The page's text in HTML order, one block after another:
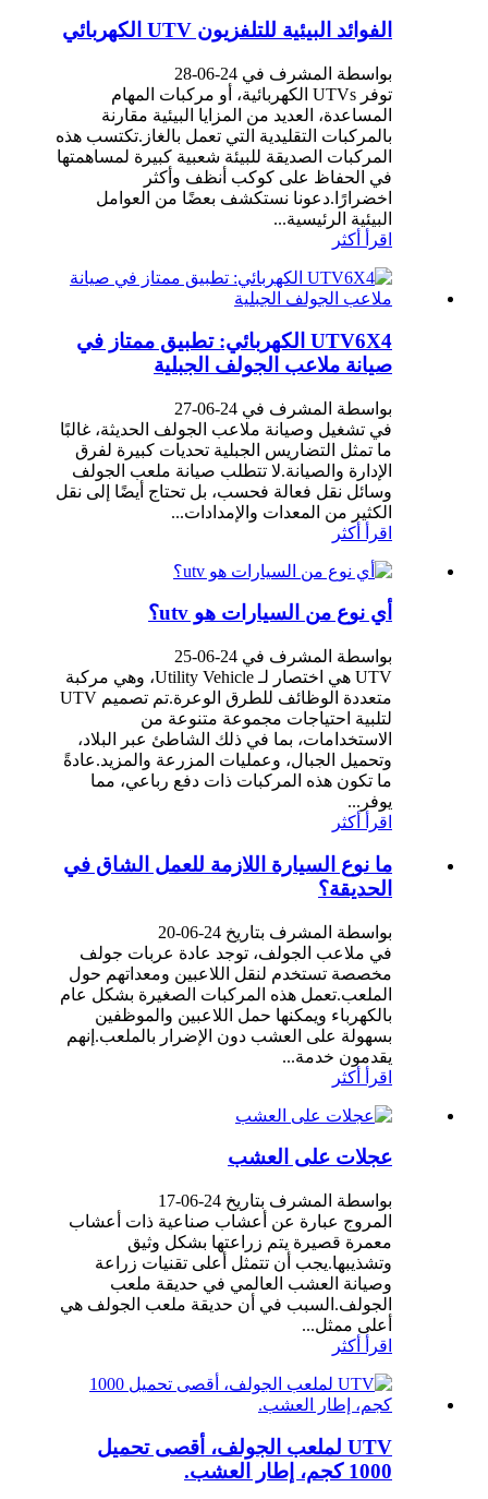
الفوائد البيئية للتلفزيون UTV الكهربائي
بواسطة المشرف في 24-06-28
توفر UTVs الكهربائية، أو مركبات المهام
المساعدة، العديد من المزايا البيئية مقارنة
بالمركبات التقليدية التي تعمل بالغاز.تكتسب هذه
المركبات الصديقة للبيئة شعبية كبيرة لمساهمتها
في الحفاظ على كوكب أنظف وأكثر
اخضرارًا.دعونا نستكشف بعضًا من العوامل
البيئية الرئيسية...
اقرأ أكثر
UTV6X4 الكهربائي: تطبيق ممتاز في
صيانة ملاعب الجولف الجبلية
بواسطة المشرف في 24-06-27
في تشغيل وصيانة ملاعب الجولف الحديثة، غالبًا
ما تمثل التضاريس الجبلية تحديات كبيرة لفرق
الإدارة والصيانة.لا تتطلب صيانة ملعب الجولف
وسائل نقل فعالة فحسب، بل تحتاج أيضًا إلى نقل
الكثير من المعدات والإمدادات...
اقرأ أكثر
أي نوع من السيارات هو utv؟
بواسطة المشرف في 24-06-25
UTV هي اختصار لـ Utility Vehicle، وهي مركبة
متعددة الوظائف للطرق الوعرة.تم تصميم UTV
لتلبية احتياجات مجموعة متنوعة من
الاستخدامات، بما في ذلك الشاطئ عبر البلاد،
وتحميل الجبال، وعمليات المزرعة والمزيد.عادةً
ما تكون هذه المركبات ذات دفع رباعي، مما
يوفر...
اقرأ أكثر
ما نوع السيارة اللازمة للعمل الشاق في
الحديقة؟
بواسطة المشرف بتاريخ 24-06-20
في ملاعب الجولف، توجد عادة عربات جولف
مخصصة تستخدم لنقل اللاعبين ومعداتهم حول
الملعب.تعمل هذه المركبات الصغيرة بشكل عام
بالكهرباء ويمكنها حمل اللاعبين والموظفين
بسهولة على العشب دون الإضرار بالملعب.إنهم
يقدمون خدمة...
اقرأ أكثر
عجلات على العشب
بواسطة المشرف بتاريخ 24-06-17
المروج عبارة عن أعشاب صناعية ذات أعشاب
معمرة قصيرة يتم زراعتها بشكل وثيق
وتشذيبها.يجب أن تتمثل أعلى تقنيات زراعة
وصيانة العشب العالمي في حديقة ملعب
الجولف.السبب في أن حديقة ملعب الجولف هي
أعلى ممثل...
اقرأ أكثر
UTV لملعب الجولف، أقصى تحميل
1000 كجم، إطار العشب.